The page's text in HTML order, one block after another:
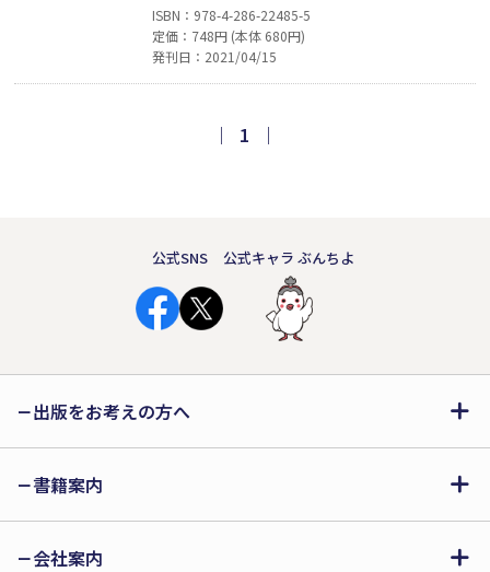
「忠臣蔵」の発端となった松の廊下刃
傷事件が起きた日である。目撃者、そ
して浅野内匠頭と吉良上野介の間に割
を抱えていたのか。江戸城という大組
ISBN：978-4-286-22485-5
定価：748円 (本体 680円)
発刊日：2021/04/15
｜ 1 ｜
公式SNS 公式キャラ ぶんちよ
出版をお考えの方へ
書籍案内
会社案内